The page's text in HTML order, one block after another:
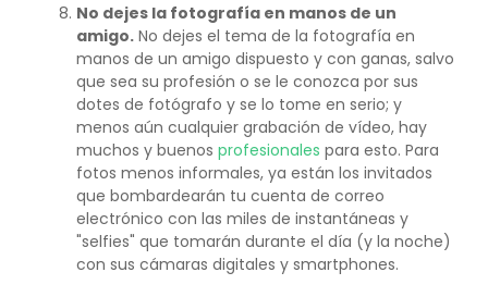
No dejes la fotografía en manos de un
amigo. No dejes el tema de la fotografía en
manos de un amigo dispuesto y con ganas, salvo
que sea su profesión o se le conozca por sus
dotes de fotógrafo y se lo tome en serio; y
menos aún cualquier grabación de vídeo, hay
muchos y buenos profesionales para esto. Para
fotos menos informales, ya están los invitados
que bombardearán tu cuenta de correo
electrónico con las miles de instantáneas y
"selfies" que tomarán durante el día (y la noche)
con sus cámaras digitales y smartphones.